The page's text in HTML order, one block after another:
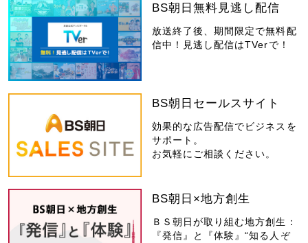
BS朝日無料見逃し配信
放送終了後、期間限定で無料配
信中！見逃し配信はTVerで！
BS朝日セールスサイト
効果的な広告配信でビジネスを
サポート。
お気軽にご相談ください。
BS朝日×地方創生
ＢＳ朝日が取り組む地方創生：
『発信』と『体験』“知る人ぞ